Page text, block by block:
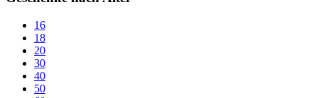
16
18
20
30
40
50